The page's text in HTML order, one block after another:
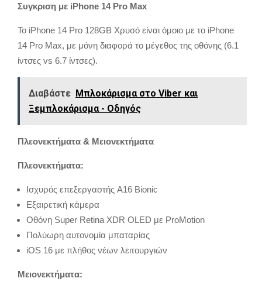
Συγκριση με iPhone 14 Pro Max
Το iPhone 14 Pro 128GB Χρυσό είναι όμοιο με το iPhone
14 Pro Max, με μόνη διαφορά το μέγεθος της οθόνης (6.1
ίντσες vs 6.7 ίντσες).
Διαβάστε Μπλοκάρισμα στο Viber και
Ξεμπλοκάρισμα - Οδηγός
Πλεονεκτήματα & Μειονεκτήματα
Πλεονεκτήματα:
Ισχυρός επεξεργαστής A16 Bionic
Εξαιρετική κάμερα
Οθόνη Super Retina XDR OLED με ProMotion
Πολύωρη αυτονομία μπαταρίας
iOS 16 με πλήθος νέων λειτουργιών
Μειονεκτήματα: